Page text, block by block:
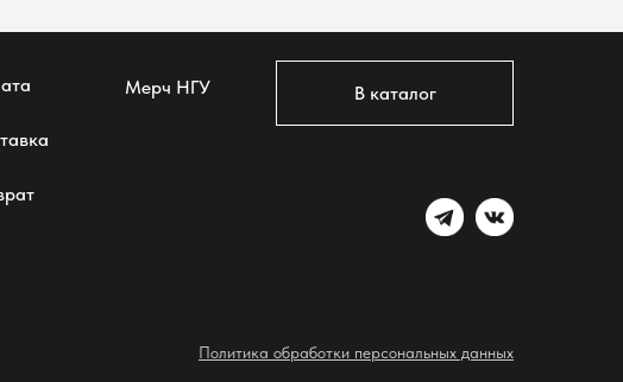
В каталог
Мерч НГУ
Политика обработки персональных данных